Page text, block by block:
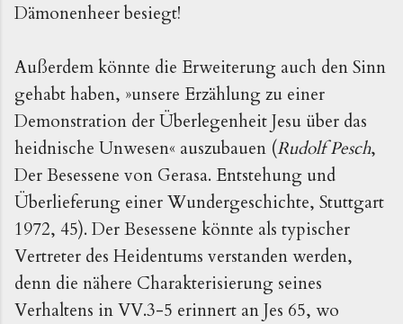
Dämonenheer besiegt!
Außerdem könnte die Erweiterung auch den Sinn
gehabt haben, »unsere Erzählung zu einer
Demonstration der Überlegenheit Jesu über das
heidnische Unwesen« auszubauen (Rudolf Pesch,
Der Besessene von Gerasa. Entstehung und
Überlieferung einer Wundergeschichte, Stuttgart
1972, 45). Der Besessene könnte als typischer
Vertreter des Heidentums verstanden werden,
denn die nähere Charakterisierung seines
Verhaltens in VV.3-5 erinnert an Jes 65, wo